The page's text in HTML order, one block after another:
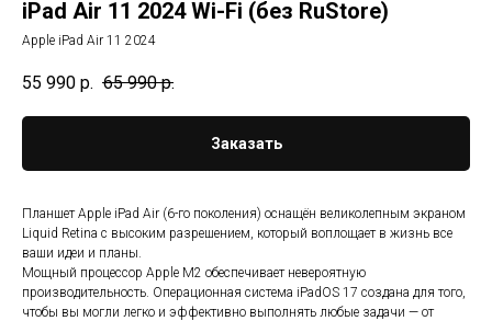
iPad Air 11 2024 Wi-Fi (без RuStore)
Apple iPad Air 11 2024
55 990 р. 65 990 р.
Заказать
Планшет Apple iPad Air (6-го поколения) оснащён великолепным экраном
Liquid Retina с высоким разрешением, который воплощает в жизнь все
ваши идеи и планы.
Мощный процессор Apple M2 обеспечивает невероятную
производительность. Операционная система iPadOS 17 создана для того,
чтобы вы могли легко и эффективно выполнять любые задачи — от